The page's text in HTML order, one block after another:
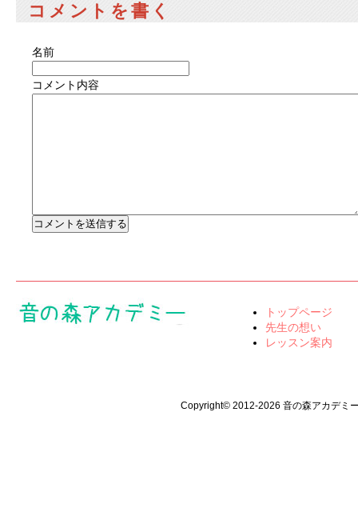
コメントを書く
名前
コメント内容
トップページ
先生の想い
レッスン案内
Copyright© 2012-2026 音の森アカデミ